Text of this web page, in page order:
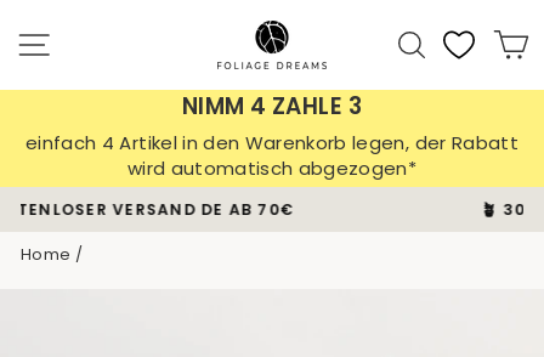
content
Search
NIMM 4 ZAHLE 3
einfach 4 Artikel in den Warenkorb legen, der Rabatt
wird automatisch abgezogen*
Pause
🪴 30 TAGE PFLANZEN-GARANTIE
Home /